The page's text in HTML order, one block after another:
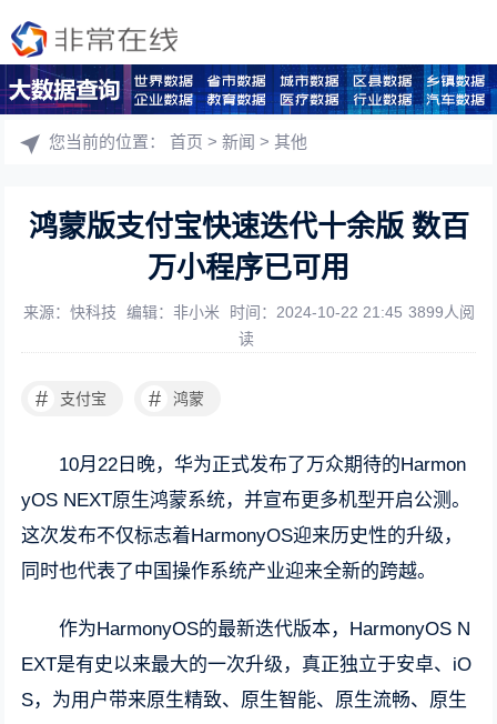
您当前的位置：首页 >新闻 >其他
鸿蒙版支付宝快速迭代十余版 数百
万小程序已可用
来源：快科技 编辑：非小米 时间：2024-10-22 21:45 3899人阅
读
# 支付宝 # 鸿蒙
10月22日晚，华为正式发布了万众期待的Harmon
yOS NEXT原生鸿蒙系统，并宣布更多机型开启公测。
这次发布不仅标志着HarmonyOS迎来历史性的升级，
同时也代表了中国操作系统产业迎来全新的跨越。
作为HarmonyOS的最新迭代版本，HarmonyOS N
EXT是有史以来最大的一次升级，真正独立于安卓、iO
S，为用户带来原生精致、原生智能、原生流畅、原生